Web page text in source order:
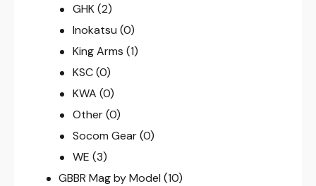
GHK (2)
Inokatsu (0)
King Arms (1)
KSC (0)
KWA (0)
Other (0)
Socom Gear (0)
WE (3)
GBBR Mag by Model (10)